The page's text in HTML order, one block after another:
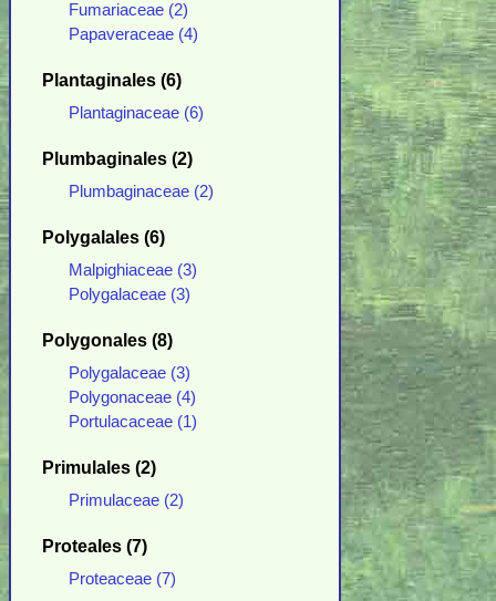
Fumariaceae (2)
Papaveraceae (4)
Plantaginales (6)
Plantaginaceae (6)
Plumbaginales (2)
Plumbaginaceae (2)
Polygalales (6)
Malpighiaceae (3)
Polygalaceae (3)
Polygonales (8)
Polygalaceae (3)
Polygonaceae (4)
Portulacaceae (1)
Primulales (2)
Primulaceae (2)
Proteales (7)
Proteaceae (7)